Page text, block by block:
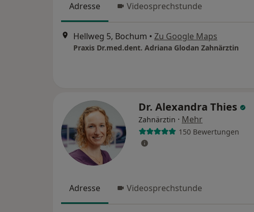
Adresse Videosprechstunde
Hellweg 5, Bochum • Zu Google Maps
Praxis Dr.med.dent. Adriana Glodan Zahnärztin
Dr. Alexandra Thies
Zahnärztin · Mehr
150 Bewertungen
Adresse Videosprechstunde